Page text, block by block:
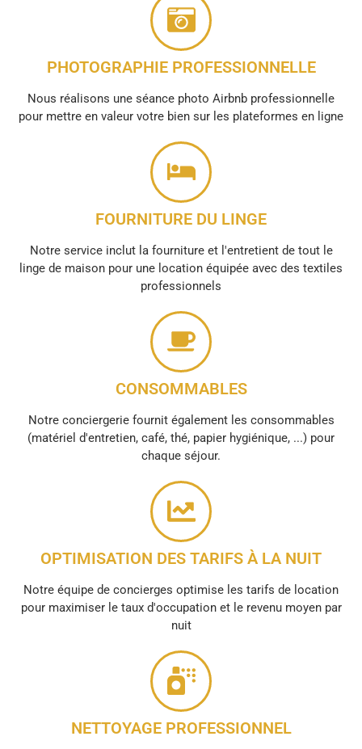
PHOTOGRAPHIE PROFESSIONNELLE
Nous réalisons une séance photo Airbnb professionnelle
pour mettre en valeur votre bien sur les plateformes en ligne
FOURNITURE DU LINGE
Notre service inclut la fourniture et l'entretient de tout le
linge de maison pour une location équipée avec des textiles
professionnels
CONSOMMABLES
Notre conciergerie fournit également les consommables
(matériel d'entretien, café, thé, papier hygiénique, ...) pour
chaque séjour.
OPTIMISATION DES TARIFS À LA NUIT
Notre équipe de concierges optimise les tarifs de location
pour maximiser le taux d'occupation et le revenu moyen par
nuit
NETTOYAGE PROFESSIONNEL